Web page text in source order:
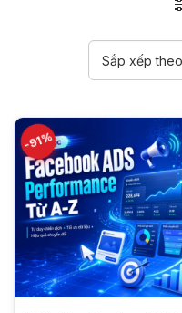
-91%